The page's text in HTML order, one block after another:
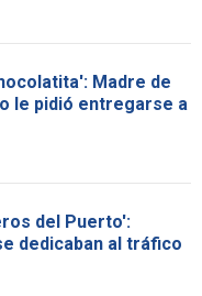
Madre de
le pidió entregarse a
del Puerto':
dedicaban al tráfico